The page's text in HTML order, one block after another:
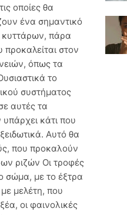
οποίες θα
ένα σημαντικό
κυττάρων, πάρα
στον
όπως τα
το
συστήματος
αυτές τα
κάτι που
Αυτό θα
που προκαλούν
ριζών Οι τροφές
σώμα, με το έξτρα
μελέτη, που
οι φαινολικές